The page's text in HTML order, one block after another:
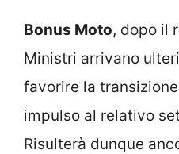
Bonus Moto, dopo il
Ministri arrivano
favorire la
impulso al relativo
Risulterà dunque